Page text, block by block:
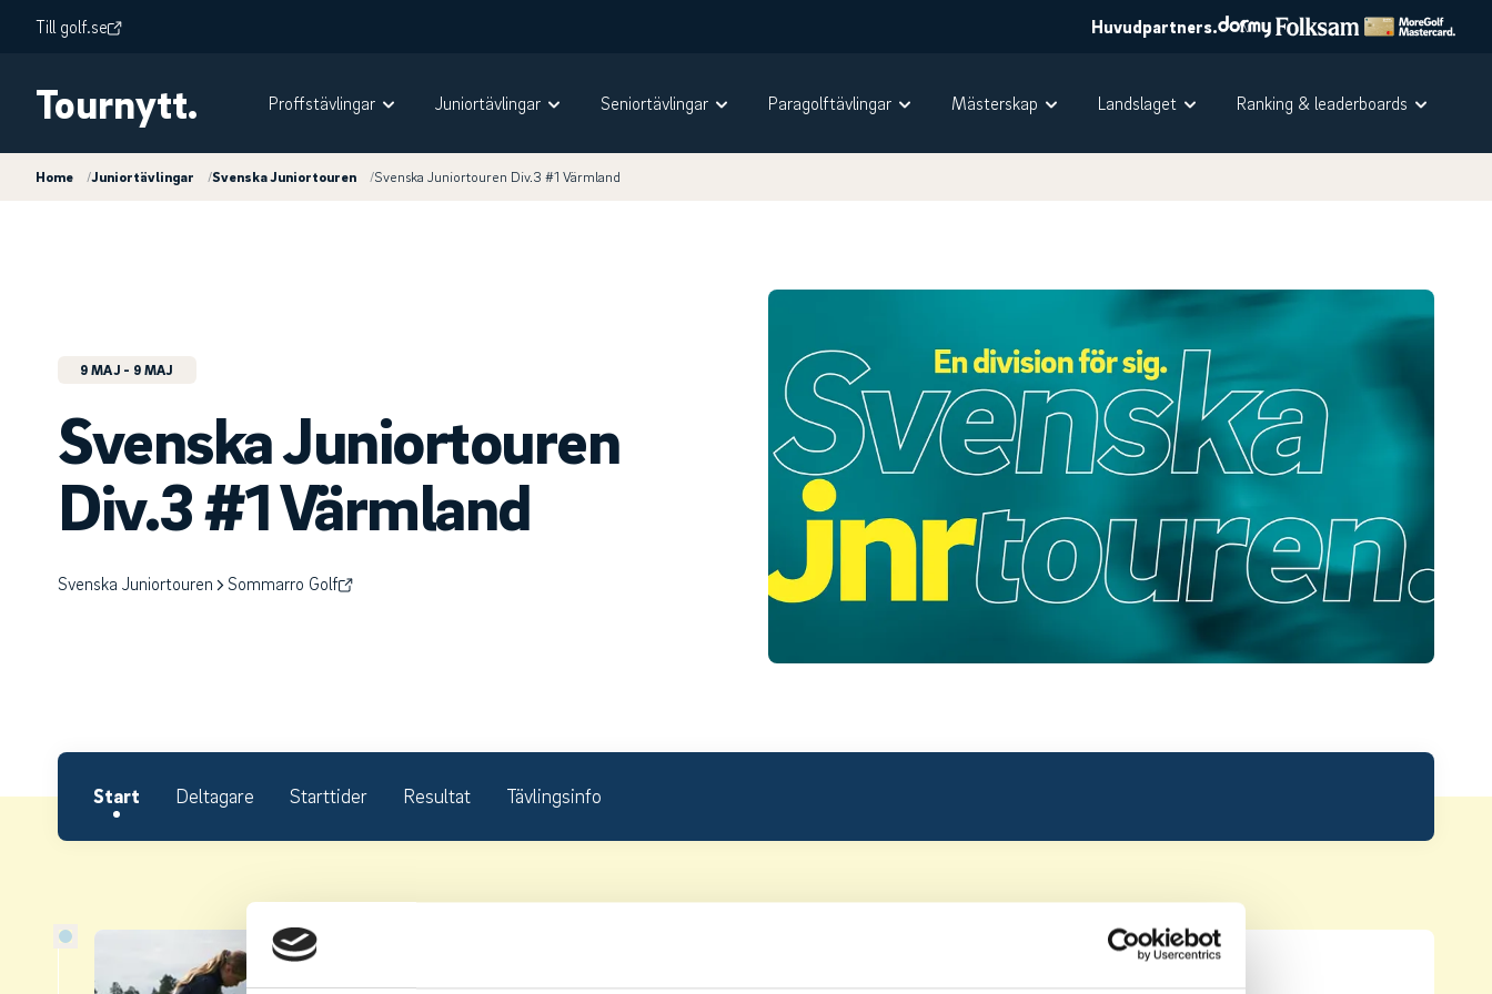
Till golf.se Huvudpartners.
Tournytt. Proffstävlingar Juniortävlingar Seniortävlingar Paragolftävlingar Mästerskap Landslaget Ranking & leaderboards
Home /Juniortävlingar /Svenska Juniortouren /Svenska Juniortouren Div.3 #1 Värmland
9 MAJ - 9 MAJ
Svenska Juniortouren
Div.3 #1 Värmland
Svenska Juniortouren Sommarro Golf
Start Deltagare Starttider Resultat Tävlingsinfo
Om Svenska Juniortouren Division
Leaderboard.